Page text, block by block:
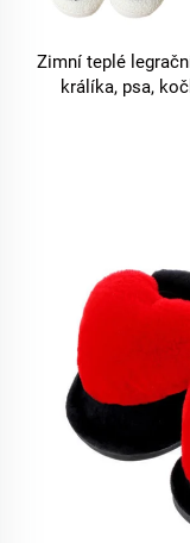
Zimní teplé
králíka, psa,